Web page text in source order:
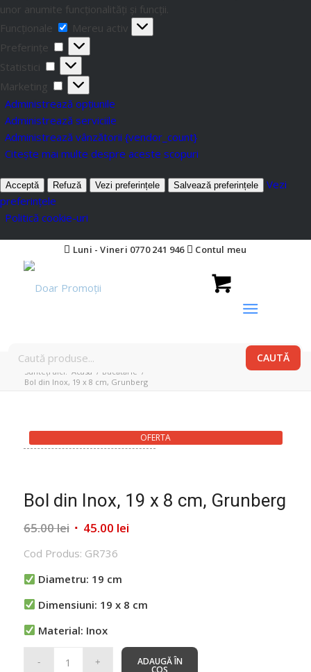
unor anumite funcționalități și funcții.
Funcționale
Mereu activ
Preferințe
Statistici
Marketing
Administrează opțiunile
Administrează serviciile
Administrează vânzătorii {vendor_count}
Citește mai multe despre aceste scopuri
Acceptă Refuză Vezi preferințele Salvează preferințele
Vezi
preferințele
Politică cookie-uri
Luni - Vineri 0770 241 946 Contul meu
Sunteți aici: Acasa / Bucătărie
/
Bol din Inox, 19 x 8 cm, Grunberg
OFERTA
Bol din Inox, 19 x 8 cm, Grunberg
65.00lei Prețul
a
fost:
45.00 leiPrețul
Cod Produs: GR736
Diametru: 19 cm
Dimensiuni: 19 x 8 cm
Material: Inox
ADAUGĂ ÎN